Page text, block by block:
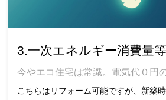
3.一次エネルギー消費量
今やエコ住宅は常識。電気代０円
こちらはリフォーム可能ですが、新築